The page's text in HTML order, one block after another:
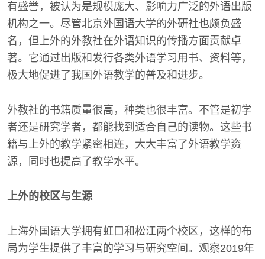
有盛誉，被认为是规模庞大、影响力广泛的外语出版
机构之一。尽管北京外国语大学的外研社也颇负盛
名，但上外的外教社在外语知识的传播方面贡献卓
著。它通过出版和发行各类外语学习用书、资料等，
极大地促进了我国外语教学的普及和进步。
外教社的书籍质量很高，种类也很丰富。不管是初学
者还是研究学者，都能找到适合自己的读物。这些书
籍与上外的教学紧密相连，大大丰富了外语教学资
源，同时也提高了教学水平。
上外的校区与生源
上海外国语大学拥有虹口和松江两个校区，这样的布
局为学生提供了丰富的学习与研究空间。观察2019年